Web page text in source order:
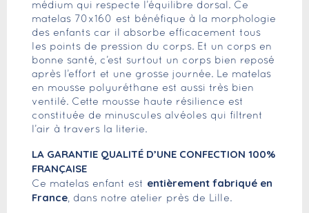
médium qui respecte l’équilibre dorsal. Ce
matelas 70x160 est bénéfique à la morphologie
des enfants car il absorbe efficacement tous
les points de pression du corps. Et un corps en
bonne santé, c’est surtout un corps bien reposé
après l’effort et une grosse journée. Le matelas
en mousse polyuréthane est aussi très bien
ventilé. Cette mousse haute résilience est
constituée de minuscules alvéoles qui filtrent
l’air à travers la literie.
LA GARANTIE QUALITÉ D’UNE CONFECTION 100%
FRANÇAISE
Ce matelas enfant est entièrement fabriqué en
France, dans notre atelier près de Lille.